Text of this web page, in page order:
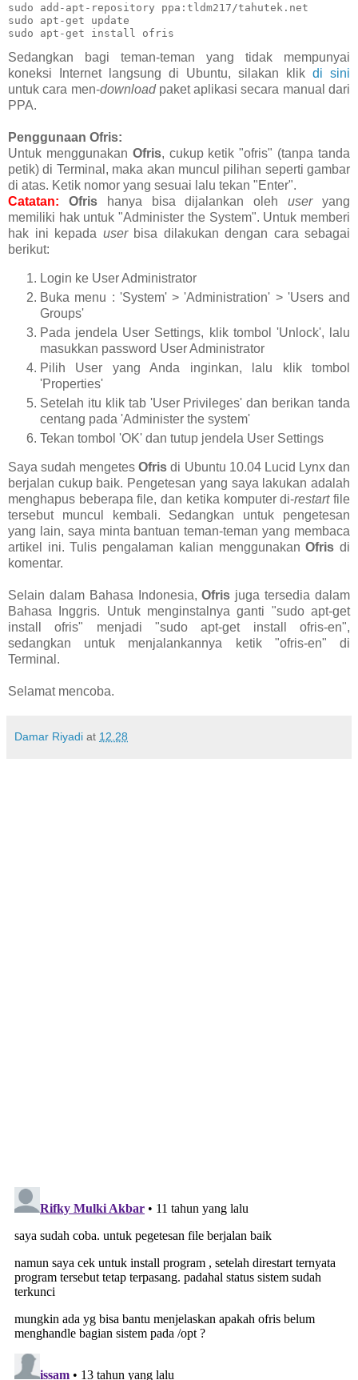
sudo add-apt-repository ppa:tldm217/tahutek.net
sudo apt-get update
sudo apt-get install ofris
Sedangkan bagi teman-teman yang tidak mempunyai
koneksi Internet langsung di Ubuntu, silakan klik di sini
untuk cara men-downloadpaket aplikasi secara manual dari
PPA.
Penggunaan Ofris:
Untuk menggunakan Ofris, cukup ketik "ofris" (tanpa tanda
petik) di Terminal, maka akan muncul pilihan seperti gambar
di atas. Ketik nomor yang sesuai lalu tekan "Enter".
Catatan:
Ofrishanya bisa dijalankan olehuseryang
memiliki hak untuk "Administer the System". Untuk memberi
hak ini kepada user bisa dilakukan dengan cara sebagai
berikut:
Login ke User Administrator
Buka menu : 'System' > 'Administration' > 'Users and
Groups'
Pada jendela User Settings, klik tombol 'Unlock', lalu
masukkan password User Administrator
Pilih User yang Anda inginkan, lalu klik tombol
'Properties'
Setelah itu klik tab 'User Privileges' dan berikan tanda
centang pada 'Administer the system'
Tekan tombol 'OK' dan tutup jendela User Settings
Saya sudah mengetesOfris di Ubuntu 10.04 Lucid Lynx dan
berjalan cukup baik. Pengetesan yang saya lakukan adalah
menghapus beberapa file, dan ketika komputer di-restartfile
tersebut muncul kembali. Sedangkan untuk pengetesan
yang lain, saya minta bantuan teman-teman yang membaca
artikel ini. Tulis pengalaman kalian menggunakanOfris di
komentar.
Selain dalam Bahasa Indonesia,Ofris juga tersedia dalam
Bahasa Inggris. Untuk menginstalnya ganti "sudo apt-get
install ofris" menjadi "sudo apt-get install ofris-en",
sedangkan untuk menjalankannya ketik "ofris-en" di
Terminal.
Selamat mencoba.
Damar Riyadi at 12.28